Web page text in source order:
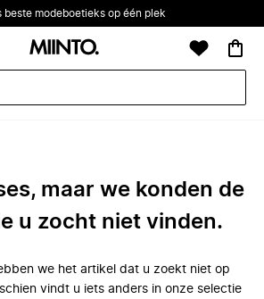
beste modeboetieks op één plek
maar we konden de
u zocht niet vinden.
we het artikel dat u zoekt niet op
vindt u iets anders in onze selectie